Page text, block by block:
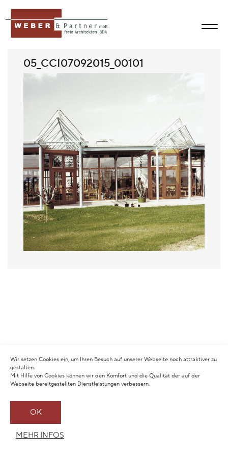
Wir setzen Cookies ein, um Ihren Besuch auf unserer Webseite noch attraktiver zu
gestalten.
Mit Hilfe von Cookies können wir den Komfort und die Qualität der auf der
Webseite bereitgestellten Dienstleistungen verbessern.
OK
MEHR INFOS
05_CCI07092015_00101